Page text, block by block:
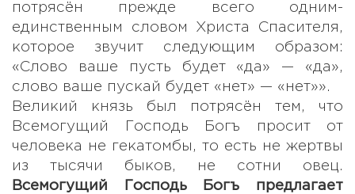
потрясён прежде всего одним-
единственным словом Христа Спасителя,
которое звучит следующим образом:
«Слово ваше пусть будет «да» — «да»,
слово ваше пускай будет «нет» — «нет»».
Великий князь был потрясён тем, что
Всемогущий Господь Богъ просит от
человека не гекатомбы, то есть не жертвы
из тысячи быков, не сотни овец.
Всемогущий Господь Богъ предлагает